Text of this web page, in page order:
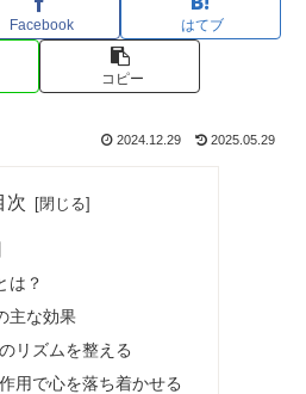
Facebook はてブ
コピー
2024.12.29 2025.05.29
次
は？
主な効果
リズムを整える
用で心を落ち着かせる